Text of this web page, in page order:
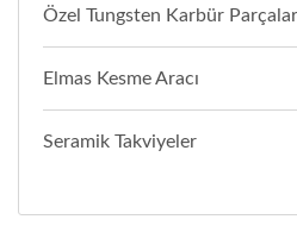
Özel Tungsten Karbür
Elmas Kesme Aracı
Seramik Takviyeler